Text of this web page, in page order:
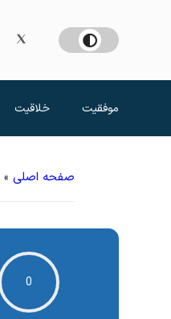
موفقیت خلاقیت
صفحه اصلی »
0